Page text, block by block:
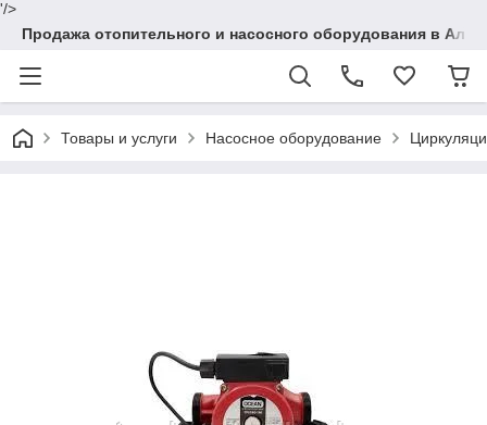
'/>
Продажа отопительного и насосного оборудования в
Товары и услуги Насосное оборудование